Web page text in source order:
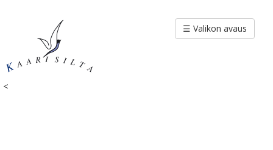
<
☰ Valikon avaus